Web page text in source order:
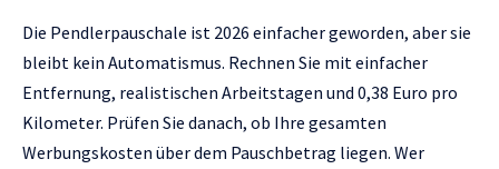
Die Pendlerpauschale ist 2026 einfacher geworden, aber sie
bleibt kein Automatismus. Rechnen Sie mit einfacher
Entfernung, realistischen Arbeitstagen und 0,38 Euro pro
Kilometer. Prüfen Sie danach, ob Ihre gesamten
Werbungskosten über dem Pauschbetrag liegen. Wer